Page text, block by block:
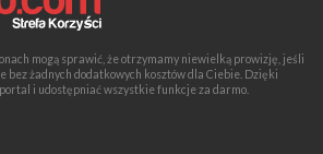
mogą sprawić, że otrzymamy niewielką prowizję, jeśli
bez żadnych dodatkowych kosztów dla Ciebie. Dzięki
i udostępniać wszystkie funkcje za darmo.